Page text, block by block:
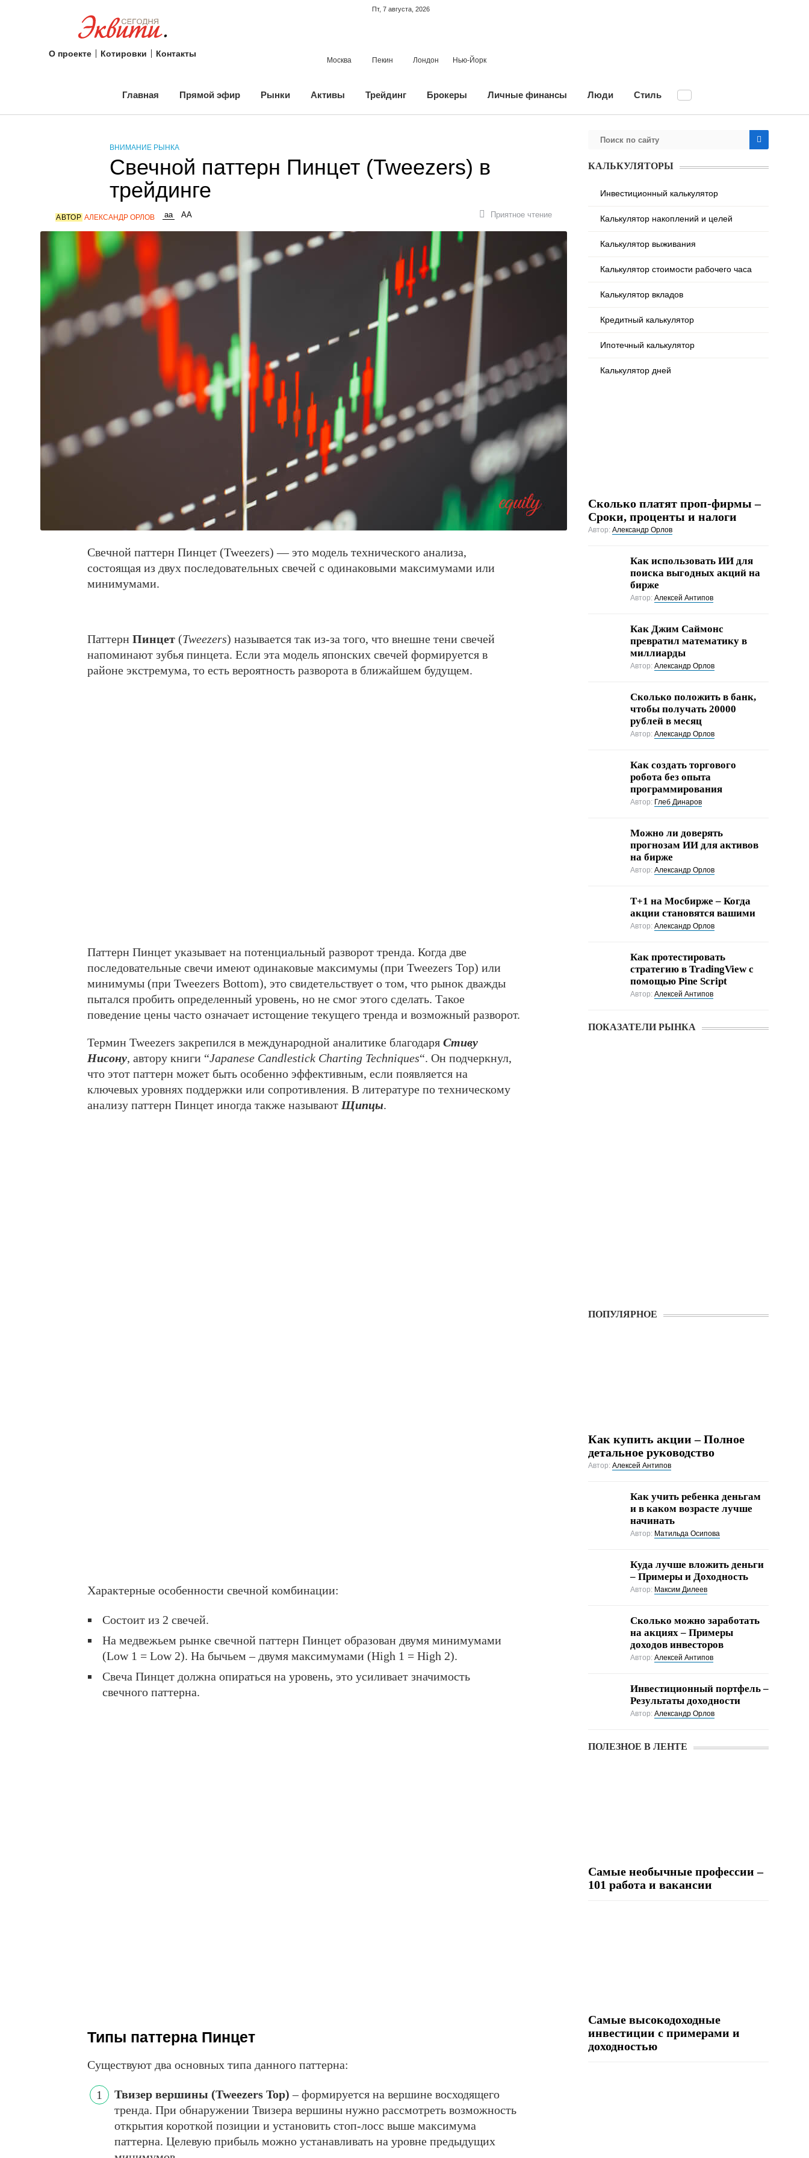
О проекте Котировки Контакты
Пт, 7 августа, 2026
Москва Пекин Лондон Нью-Йорк
Главная Прямой эфир Рынки Активы Трейдинг Брокеры Личные финансы Люди Стиль
ВНИМАНИЕ РЫНКА
Свечной паттерн Пинцет (Tweezers) в
трейдинге
АВТОР АЛЕКСАНДР ОРЛОВ Приятное чтение
Свечной паттерн Пинцет (Tweezers) — это модель технического анализа,
состоящая из двух последовательных свечей с одинаковыми максимумами или
минимумами.
Паттерн Пинцет(Tweezers) называется так из-за того, что внешне тени свечей
напоминают зубья пинцета. Если эта модель японских свечей формируется в
районе экстремума, то есть вероятность разворота в ближайшем будущем.
Паттерн Пинцет указывает на потенциальный разворот тренда. Когда две
последовательные свечи имеют одинаковые максимумы (при Tweezers Top) или
минимумы (при Tweezers Bottom), это свидетельствует о том, что рынок дважды
пытался пробить определенный уровень, но не смог этого сделать. Такое
поведение цены часто означает истощение текущего тренда и возможный разворот.
Термин Tweezers закрепился в международной аналитике благодаря Стиву
Нисону, автору книги “Japanese Candlestick Charting Techniques“. Он подчеркнул,
что этот паттерн может быть особенно эффективным, если появляется на
ключевых уровнях поддержки или сопротивления. В литературе по техническому
анализу паттерн Пинцет иногда также называют Щипцы.
Характерные особенности свечной комбинации:
Состоит из 2 свечей.
На медвежьем рынке свечной паттерн Пинцет образован двумя минимумами
(Low 1 = Low 2). На бычьем – двумя максимумами (High 1 = High 2).
Свеча Пинцет должна опираться на уровень, это усиливает значимость
свечного паттерна.
Типы паттерна Пинцет
Существуют два основных типа данного паттерна:
Твизер вершины (Tweezers Top) – формируется на вершине восходящего
тренда. При обнаружении Твизера вершины нужно рассмотреть возможность
открытия короткой позиции и установить стоп-лосс выше максимума
паттерна. Целевую прибыль можно устанавливать на уровне предыдущих
КАЛЬКУЛЯТОРЫ
Инвестиционный калькулятор
Калькулятор накоплений и целей
Калькулятор выживания
Калькулятор стоимости рабочего часа
Калькулятор вкладов
Кредитный калькулятор
Ипотечный калькулятор
Калькулятор дней
Сколько платят проп-фирмы –
Сроки, проценты и налоги
Автор: Александр Орлов
Как использовать ИИ для
поиска выгодных акций на
бирже
Автор: Алексей Антипов
Как Джим Саймонс
превратил математику в
миллиарды
Автор: Александр Орлов
Сколько положить в банк,
чтобы получать 20000
рублей в месяц
Автор: Александр Орлов
Как создать торгового
робота без опыта
программирования
Автор: Глеб Динаров
Можно ли доверять
прогнозам ИИ для активов
на бирже
Автор: Александр Орлов
Т+1 на Мосбирже – Когда
акции становятся вашими
Автор: Александр Орлов
Как протестировать
стратегию в TradingView с
помощью Pine Script
Автор: Алексей Антипов
ПОКАЗАТЕЛИ РЫНКА
ПОПУЛЯРНОЕ
Как купить акции – Полное
детальное руководство
Автор: Алексей Антипов
Как учить ребенка деньгам
и в каком возрасте лучше
начинать
Автор: Матильда Осипова
Куда лучше вложить деньги
– Примеры и Доходность
Автор: Максим Дилеев
Cколько можно заработать
на акциях – Примеры
доходов инвесторов
Автор: Алексей Антипов
Инвестиционный портфель –
Результаты доходности
Автор: Александр Орлов
ПОЛЕЗНОЕ В ЛЕНТЕ
Самые необычные профессии –
101 работа и вакансии
Самые высокодоходные
инвестиции с примерами и
доходностью